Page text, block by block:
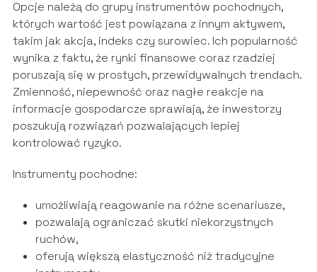
Opcje należą do grupy instrumentów pochodnych,
których wartość jest powiązana z innym aktywem,
takim jak akcja, indeks czy surowiec. Ich popularność
wynika z faktu, że rynki finansowe coraz rzadziej
poruszają się w prostych, przewidywalnych trendach.
Zmienność, niepewność oraz nagłe reakcje na
informacje gospodarcze sprawiają, że inwestorzy
poszukują rozwiązań pozwalających lepiej
kontrolować ryzyko.
Instrumenty pochodne:
umożliwiają reagowanie na różne scenariusze,
pozwalają ograniczać skutki niekorzystnych
ruchów,
oferują większą elastyczność niż tradycyjne